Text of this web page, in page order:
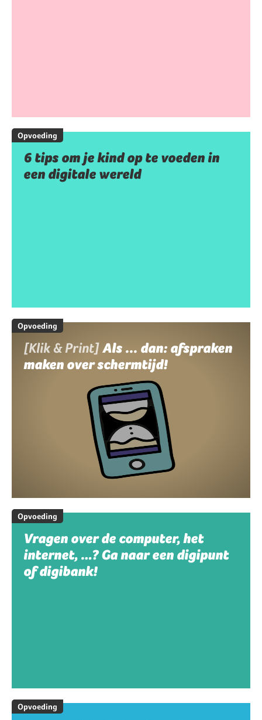
Opvoeding
6 tips om je kind op te voeden in
een digitale wereld
Opvoeding
[Klik & Print]Als ... dan: afspraken
maken over schermtijd!
Opvoeding
Vragen over de computer, het
internet, …? Ga naar een digipunt
of digibank!
Opvoeding